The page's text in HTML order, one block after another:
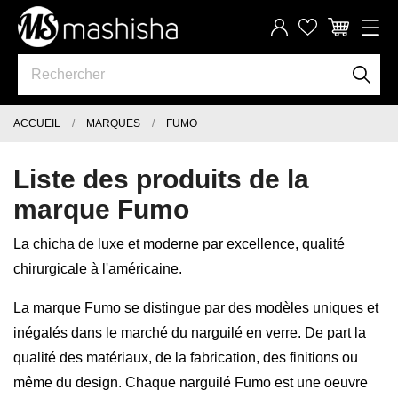
ACCUEIL MARQUES FUMO
Liste des produits de la
marque Fumo
La chicha de luxe et moderne par excellence, qualité
chirurgicale à l'américaine.
La marque Fumo se distingue par des modèles uniques et
inégalés dans le marché du narguilé en verre. De part la
qualité des matériaux, de la fabrication, des finitions ou
même du design. Chaque narguilé Fumo est une oeuvre